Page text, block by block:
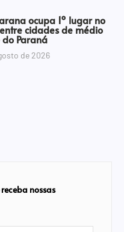
ocupa 1º lugar no
cidades de médio
Paraná
de 2026
nossas